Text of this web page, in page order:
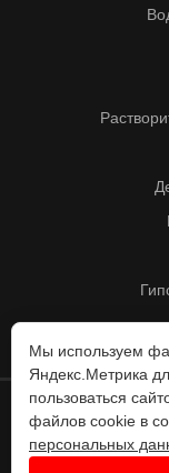
Мы используем
Яндекс.Метрика
пользоваться
файлов cookie в
персональных